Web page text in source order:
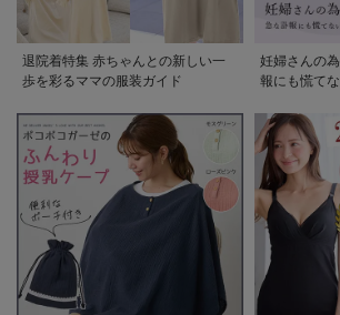
退院着特集 赤ちゃんとの新しい一
歩を彩るママの服装ガイド
妊婦さんの
報にも慌て